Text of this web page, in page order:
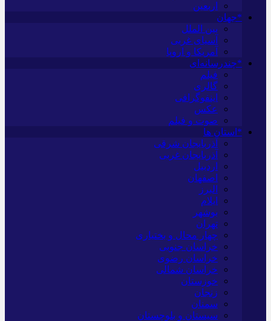
اربعین
*جهان
بین الملل
آسیای غربی
آمریکا و اروپا
*چندرسانه‌ای
فیلم
گالری
اینفوگرافی
عکس
صوت و فیلم
*استان ها
آذربایجان شرقی
آذربایجان غربی
اردبیل
اصفهان
البرز
ایلام
بوشهر
تهران
چهار محال و بختیاری
خراسان جنوبی
خراسان رضوی
خراسان شمالی
خوزستان
زنجان
سمنان
سیستان و بلوچستان